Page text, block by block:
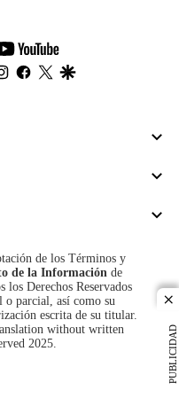
PUBLICIDAD
youtube-
footer
instagram
facebook
twitter
de los Términos y
de la Información de
los Derechos Reservados
parcial, así como su
escrita de su titular.
without written
2025.